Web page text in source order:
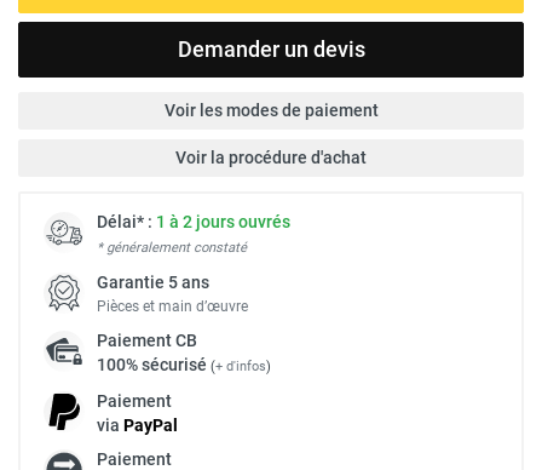
Demander un devis
Voir les modes de paiement
Voir la procédure d'achat
Délai* : 1 à 2 jours ouvrés
* généralement constaté
Garantie 5 ans
Pièces et main d’œuvre
PaiementCB
100% sécurisé (+ d'infos)
Paiement
via PayPal
Paiement